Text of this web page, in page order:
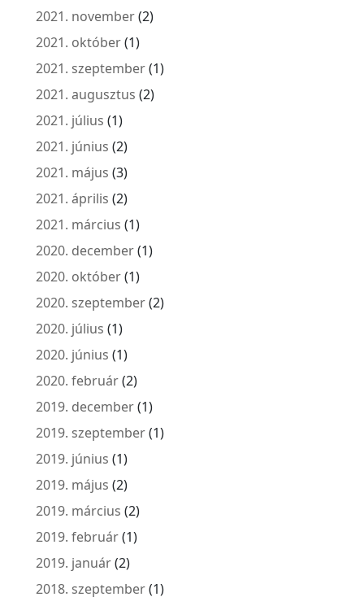
2021. november(2)
2021. október(1)
2021. szeptember(1)
2021. augusztus (2)
2021. július (1)
2021. június (2)
2021. május (3)
2021. április (2)
2021. március (1)
2020. december(1)
2020. október(1)
2020. szeptember(2)
2020. július (1)
2020. június (1)
2020. február(2)
2019. december(1)
2019. szeptember(1)
2019. június (1)
2019. május (2)
2019. március (2)
2019. február(1)
2019. január(2)
2018. szeptember(1)